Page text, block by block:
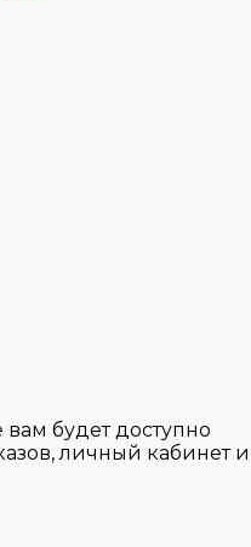
будет доступно
личный кабинет и